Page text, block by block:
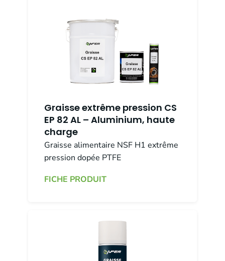
Graisse extrême pression CS
EP 82 AL – Aluminium, haute
charge
Graisse alimentaire NSF H1 extrême
pression dopée PTFE
FICHE PRODUIT